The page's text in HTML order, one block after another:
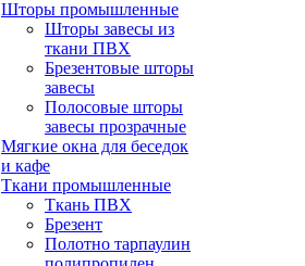
Шторы промышленные
Шторы завесы из
ткани ПВХ
Брезентовые шторы
завесы
Полосовые шторы
завесы прозрачные
Мягкие окна для беседок
и кафе
Ткани промышленные
Ткань ПВХ
Брезент
Полотно тарпаулин